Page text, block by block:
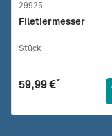
29925
Filetiermesser
Stück
59,99 €*